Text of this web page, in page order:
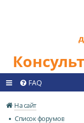
FAQ
На сайт
Список форумов